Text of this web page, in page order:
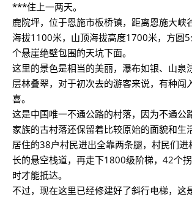
***住上一两天。
鹿院坪，位于恩施市板桥镇，距离恩施大峡
海拔1100米，山顶海拔高度1700米，方圆
个悬崖绝壁包围的天坑下面。
这里的景色是相当的美丽，瀑布如银、山泉
层林叠翠，对于初次去的游客来说，有种闯
喜。
这是中国唯一不通公路的村落，因为不通公
家族的古村落还保留着比较原始的面貌和生
居住的38户村民进出全靠两条腿，村民们进
长的悬空栈道，再走下1800级阶梯，42个
时才能抵达。
不过，现在这里已经修建好了斜行电梯，这